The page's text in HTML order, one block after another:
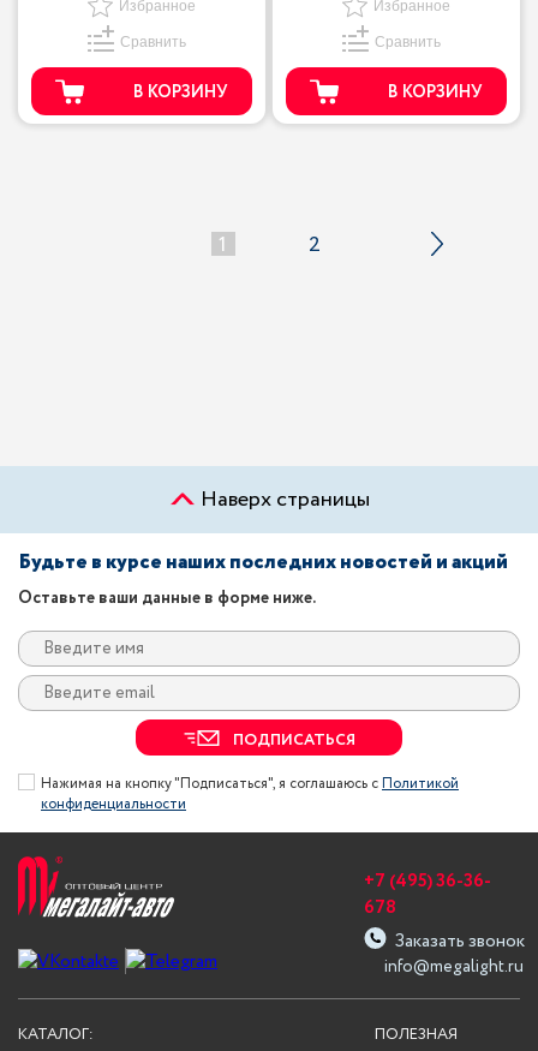
Избранное
Сравнить
В КОРЗИНУ
Избранное
Сравнить
В КОРЗИНУ
1 2
Наверх страницы
Будьте в курсе наших последних новостей и акций
Оставьте ваши данные в форме ниже.
ПОДПИСАТЬСЯ
Нажимая на кнопку "Подписаться", я соглашаюсь сПолитикой
конфиденциальности
info@megalight.ru
+7 (495) 36-36-
678
Заказать звонок
ПОЛЕЗНАЯ
КАТАЛОГ: